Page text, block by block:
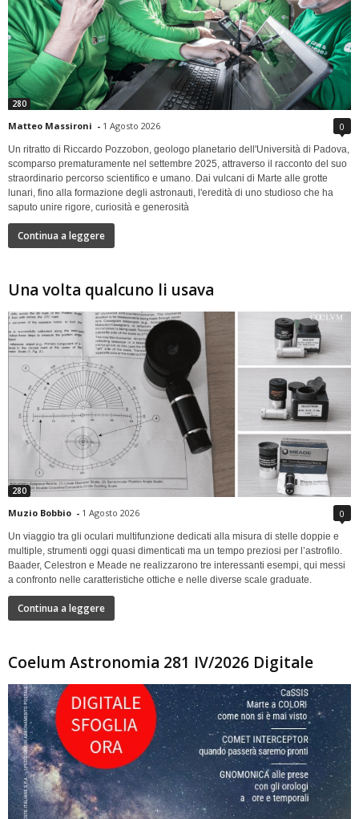
280
Matteo Massironi - 1 Agosto 2026 0
Un ritratto di Riccardo Pozzobon, geologo planetario dell'Università di Padova,
scomparso prematuramente nel settembre 2025, attraverso il racconto del suo
straordinario percorso scientifico e umano. Dai vulcani di Marte alle grotte
lunari, fino alla formazione degli astronauti, l'eredità di uno studioso che ha
saputo unire rigore, curiosità e generosità
Continua a leggere
Una volta qualcuno li usava
280
Muzio Bobbio - 1 Agosto 2026 0
Un viaggio tra gli oculari multifunzione dedicati alla misura di stelle doppie e
multiple, strumenti oggi quasi dimenticati ma un tempo preziosi per l’astrofilo.
Baader, Celestron e Meade ne realizzarono tre interessanti esempi, qui messi
a confronto nelle caratteristiche ottiche e nelle diverse scale graduate.
Continua a leggere
Coelum Astronomia 281 IV/2026 Digitale